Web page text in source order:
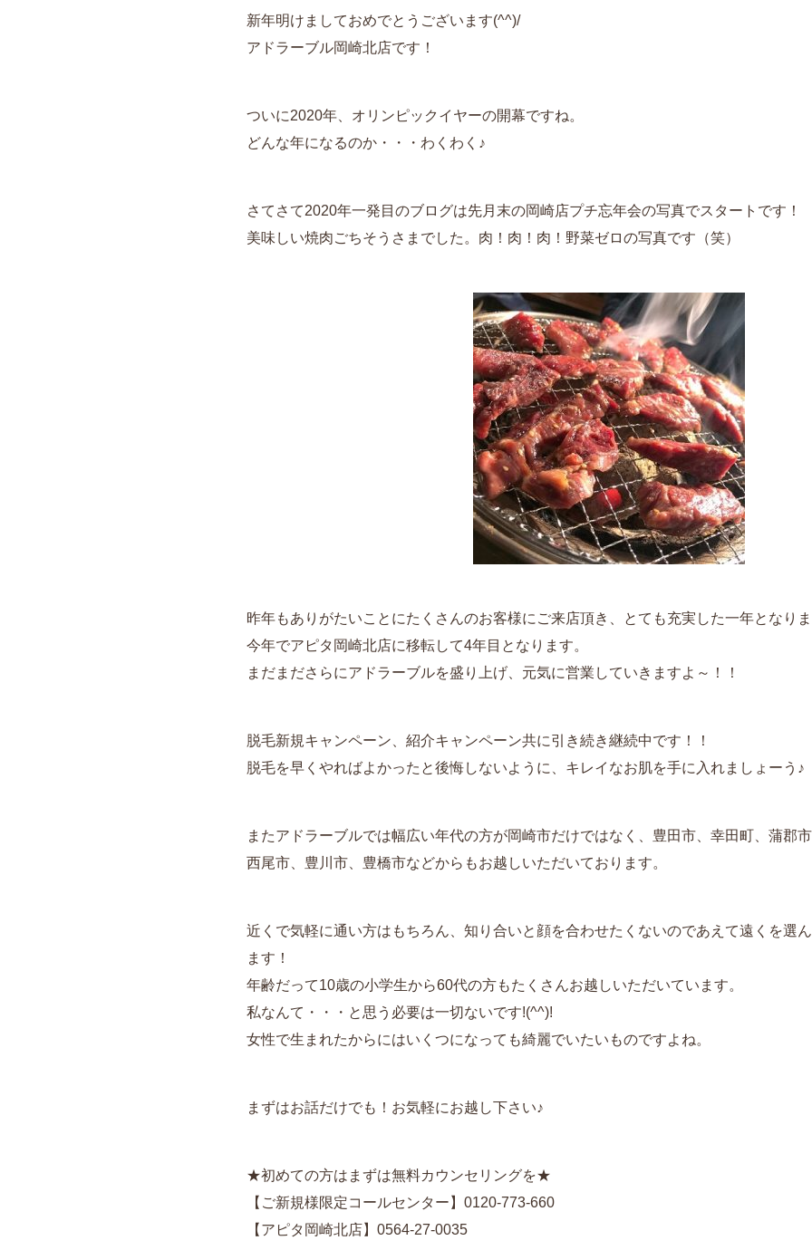
新年明けましておめでとうございます(^^)/
アドラーブル岡崎北店です！
ついに2020年、オリンピックイヤーの開幕ですね。
どんな年になるのか・・・わくわく♪
さてさて2020年一発目のブログは先月末の岡崎店プチ忘年会の写真でスタートです！
美味しい焼肉ごちそうさまでした。肉！肉！肉！野菜ゼロの写真です（笑）
昨年もありがたいことにたくさんのお客様にご来店頂き、とても充実した一年となり
今年でアピタ岡崎北店に移転して4年目となります。
まだまださらにアドラーブルを盛り上げ、元気に営業していきますよ～！！
脱毛新規キャンペーン、紹介キャンペーン共に引き続き継続中です！！
脱毛を早くやればよかったと後悔しないように、キレイなお肌を手に入れましょーう♪
またアドラーブルでは幅広い年代の方が岡崎市だけではなく、豊田市、幸田町、蒲郡
西尾市、豊川市、豊橋市などからもお越しいただいております。
近くで気軽に通い方はもちろん、知り合いと顔を合わせたくないのであえて遠くを選
ます！
年齢だって10歳の小学生から60代の方もたくさんお越しいただいています。
私なんて・・・と思う必要は一切ないです!(^^)!
女性で生まれたからにはいくつになっても綺麗でいたいものですよね。
まずはお話だけでも！お気軽にお越し下さい♪
★初めての方はまずは無料カウンセリングを★
【ご新規様限定コールセンター】0120-773-660
【アピタ岡崎北店】0564-27-0035